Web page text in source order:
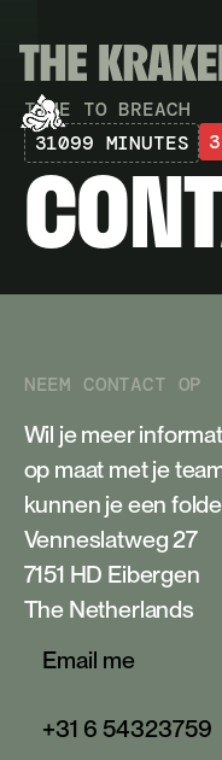
EN
L
D
E
TIME TO BREACH
31099 MINUTES
NEEM CONTACT OP
Wil je meer
op maat met je
kunnen je een
Venneslatweg 27
7151 HD Eibergen
The Netherlands
Email me
+31 6 54323759